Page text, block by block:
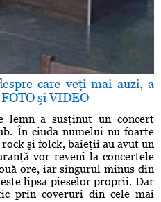
care veţi mai auzi, a
şi VIDEO
lemn a susţinut un concert
În ciuda numelui nu foarte
şi folck, baieţii au avut un
vor reveni la concertele
ore, iar singurul minus din
lipsa pieselor proprii. Dar
prin coveruri din cele mai